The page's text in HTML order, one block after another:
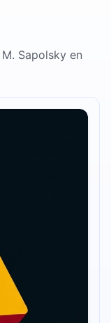
Sapolsky en